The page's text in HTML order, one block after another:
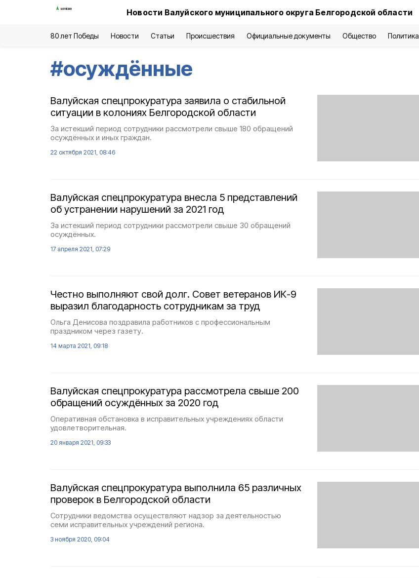
Новости Валуйского муниципального округа Белгородской области
80 лет Победы Новости Статьи Происшествия Официальные документы Общество Политика
#осуждённые
Валуйская спецпрокуратура заявила о стабильной
ситуации в колониях Белгородской области
За истекший период сотрудники рассмотрели свыше 180 обращений
осуждённых и иных граждан.
22 октября 2021, 08:46
Валуйская спецпрокуратура внесла 5 представлений
об устранении нарушений за 2021 год
За истекший период сотрудники рассмотрели свыше 30 обращений
осуждённых.
17 апреля 2021, 07:29
Честно выполняют свой долг. Совет ветеранов ИК-9
выразил благодарность сотрудникам за труд
Ольга Денисова поздравила работников с профессиональным
праздником через газету.
14 марта 2021, 09:18
Валуйская спецпрокуратура рассмотрела свыше 200
обращений осуждённых за 2020 год
Оперативная обстановка в исправительных учреждениях области
удовлетворительная.
20 января 2021, 09:33
Валуйская спецпрокуратура выполнила 65 различных
проверок в Белгородской области
Сотрудники ведомства осуществляют надзор за деятельностью
семи исправительных учреждений региона.
3 ноября 2020, 09:04